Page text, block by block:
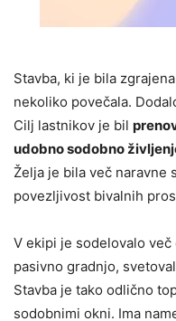
Stavba, ki je bila
nekoliko povečala.
Cilj lastnikov je bil
udobno sodobno
Želja je bila več
povezljivost bivalnih
V ekipi je sodelovalo
pasivno gradnjo,
Stavba je tako odlično
sodobnimi okni. Ima